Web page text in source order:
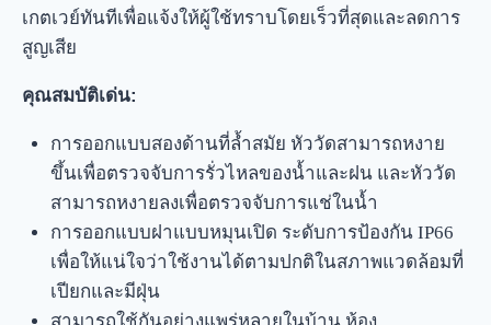
เกตเวย์ทันทีเพื่อแจ้งให้ผู้ใช้ทราบโดยเร็วที่สุดและลดการ
สูญเสีย
คุณสมบัติเด่น:
การออกแบบสองด้านที่ล้ำสมัย หัววัดสามารถหงาย
ขึ้นเพื่อตรวจจับการรั่วไหลของน้ำและฝน และหัววัด
สามารถหงายลงเพื่อตรวจจับการแช่ในน้ำ
การออกแบบฝาแบบหมุนเปิด ระดับการป้องกัน IP66
เพื่อให้แน่ใจว่าใช้งานได้ตามปกติในสภาพแวดล้อมที่
เปียกและมีฝุ่น